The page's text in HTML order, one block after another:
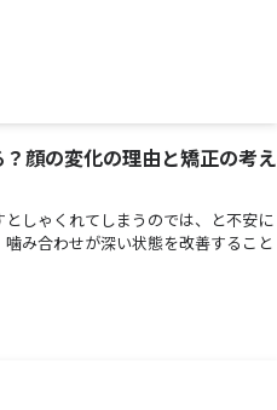
顔の変化の理由と矯正の考え
しゃくれてしまうのでは、と不安に
み合わせが深い状態を改善すること